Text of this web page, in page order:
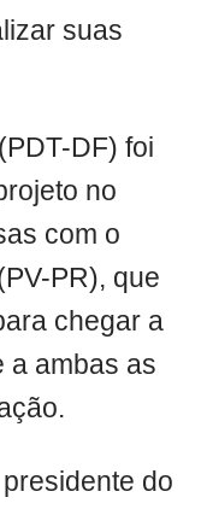
suas
DF) foi
no
com o
PR), que
chegar a
a ambas as
do